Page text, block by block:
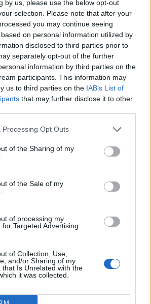
by us, please use the below opt-out
selection. Please note that after your
you may continue seeing
on personal information utilized by
disclosed to third parties prior to
separately opt-out of the further
information by third parties on the
participants. This information may
us to third parties on the IAB’s List of
that may further disclose it to other
Processing Opt Outs
of the Sharing of my
of the Sale of my
of processing my
Targeted Advertising.
of Collection, Use,
and/or Sharing of my
that Is Unrelated with the
it was collected.
0
Hľadať
mužov: Väčšia veľkosť nie je vždy
halu: Ako skrotiť silu a krútiaci
technológia na získanie personalizovanej
Ako si aj z jemných vlasov vyčarovať
pri štarte e-shopu vyjdú zbytočne draho?